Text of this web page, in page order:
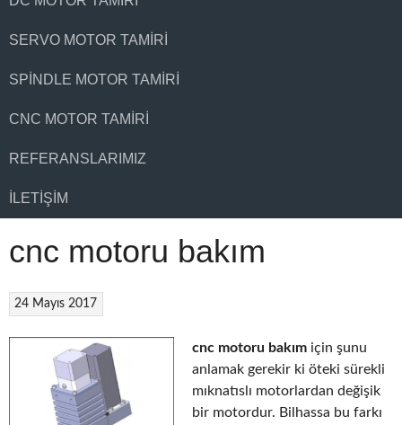
SERVO MOTOR TAMIRI
SPINDLE MOTOR TAMIRI
CNC MOTOR TAMIRI
REFERANSLARIMIZ
İLETIŞIM
cnc motoru bakım
24 Mayıs 2017
cnc motoru bakım için şunu
anlamak gerekir ki öteki sürekli
mıknatıslı motorlardan değişik
bir motordur. Bilhassa bu farkı